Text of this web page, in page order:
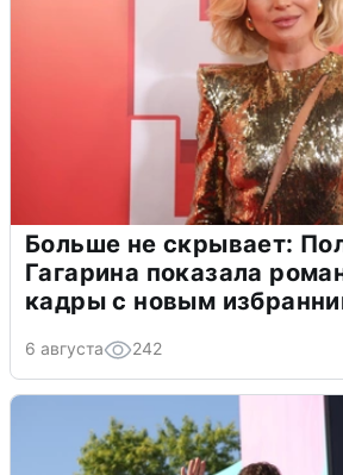
Больше не скрывает:
Гагарина показала
кадры с новым
6 августа 242